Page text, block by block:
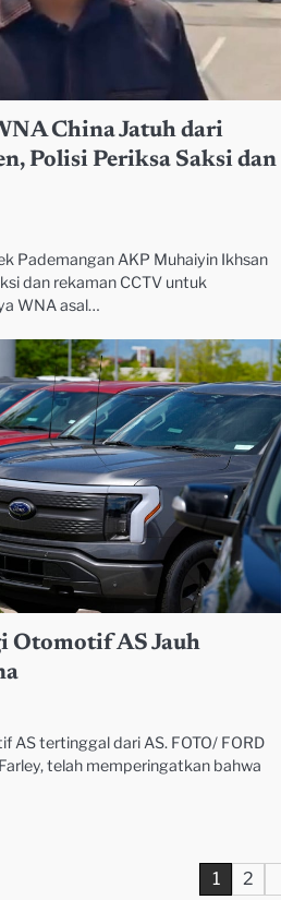
China Jatuh dari
Polisi Periksa Saksi dan
Pademangan AKP Muhaiyin Ikhsan
dan rekaman CCTV untuk
WNA asal…
Otomotif AS Jauh
tertinggal dari AS. FOTO/ FORD
telah memperingatkan bahwa
1 2